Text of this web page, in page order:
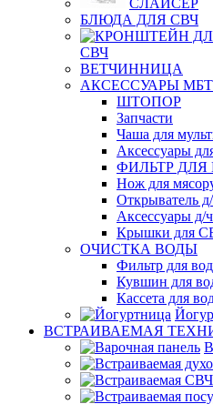
СЛАЙСЕР
БЛЮДА ДЛЯ СВЧ
СВЧ
ВЕТЧИННИЦА
АКСЕССУАРЫ МБТ
ШТОПОР
Запчасти
Чаша для
Аксессуары
ФИЛЬТР
Нож для
Открыватель
Аксессуары д/
Крышки для
ОЧИСТКА ВОДЫ
Фильтр для
Кувшин для
Кассета для
ВСТРАИВАЕМАЯ